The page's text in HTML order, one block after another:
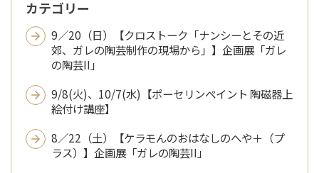
カテゴリー
9／20（日）【クロストーク「ナンシーとその近
郊、ガレの陶芸制作の現場から」】企画展「ガレ
の陶芸II」
9/8(火)、10/7(水)【ポーセリンペイント 陶磁器上
絵付け講座】
8／22（土）【ケラモんのおはなしのへや＋（プ
ラス）】企画展「ガレの陶芸II」